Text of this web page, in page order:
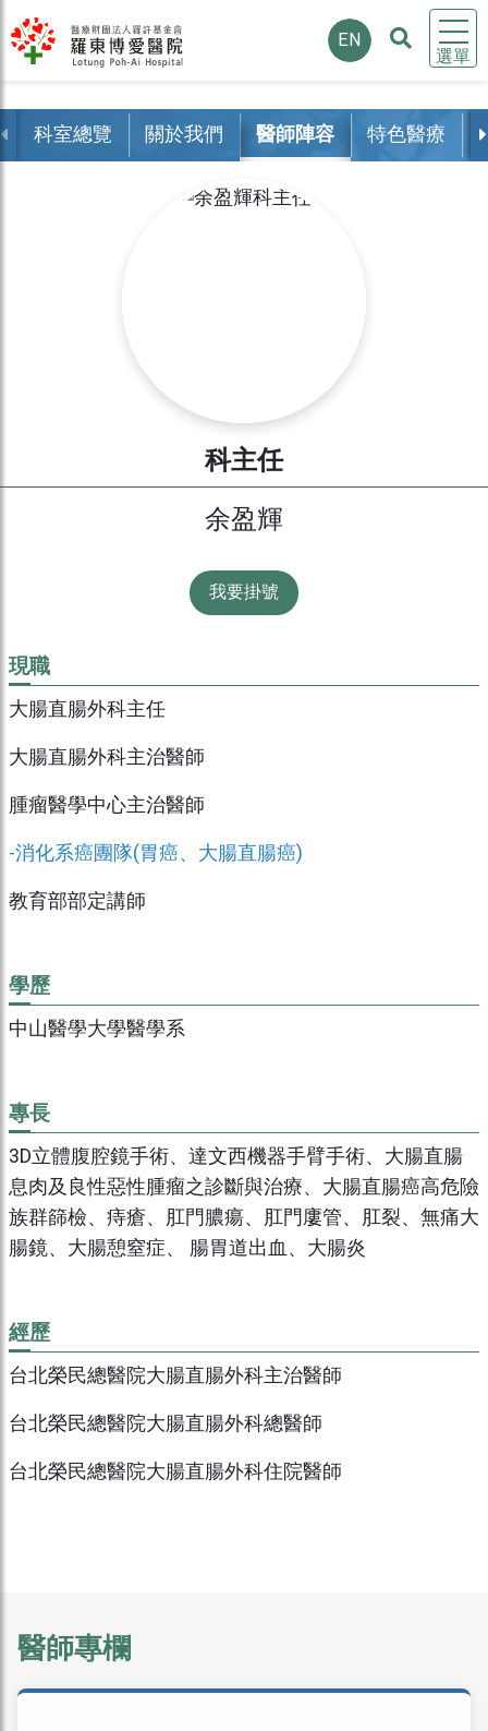
選單
EN
科室總覽 關於我們 醫師陣容 特色醫療
科主任
余盈輝
我要掛號
現職
大腸直腸外科主任
大腸直腸外科主治醫師
腫瘤醫學中心主治醫師
-消化系癌團隊(胃癌、大腸直腸癌)
教育部部定講師
學歷
中山醫學大學醫學系
專長
3D立體腹腔鏡手術、達文西機器手臂手術、大腸直腸
息肉及良性惡性腫瘤之診斷與治療、大腸直腸癌高危險
族群篩檢、痔瘡、肛門膿瘍、肛門廔管、肛裂、無痛大
腸鏡、大腸憩窒症、 腸胃道出血、大腸炎
經歷
台北榮民總醫院大腸直腸外科主治醫師
台北榮民總醫院大腸直腸外科總醫師
台北榮民總醫院大腸直腸外科住院醫師
醫師專欄